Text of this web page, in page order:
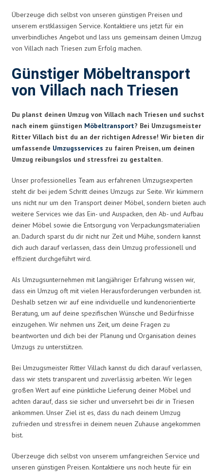
Überzeuge dich selbst von unseren günstigen Preisen und
unserem erstklassigen Service. Kontaktiere uns jetzt für ein
unverbindliches Angebot und lass uns gemeinsam deinen Umzug
von Villach nach Triesen zum Erfolg machen.
Günstiger Möbeltransport
von Villach nach Triesen
Du planst deinen Umzug von Villach nach Triesen und suchst
nach einem günstigen Möbeltransport? Bei Umzugsmeister
Ritter Villach bist du an der richtigen Adresse! Wir bieten dir
umfassende Umzugsservices zu fairen Preisen, um deinen
Umzug reibungslos und stressfrei zu gestalten.
Unser professionelles Team aus erfahrenen Umzugsexperten
steht dir bei jedem Schritt deines Umzugs zur Seite. Wir kümmern
uns nicht nur um den Transport deiner Möbel, sondern bieten auch
weitere Services wie das Ein- und Auspacken, den Ab- und Aufbau
deiner Möbel sowie die Entsorgung von Verpackungsmaterialien
an. Dadurch sparst du dir nicht nur Zeit und Mühe, sondern kannst
dich auch darauf verlassen, dass dein Umzug professionell und
effizient durchgeführt wird.
Als Umzugsunternehmen mit langjähriger Erfahrung wissen wir,
dass ein Umzug oft mit vielen Herausforderungen verbunden ist.
Deshalb setzen wir auf eine individuelle und kundenorientierte
Beratung, um auf deine spezifischen Wünsche und Bedürfnisse
einzugehen. Wir nehmen uns Zeit, um deine Fragen zu
beantworten und dich bei der Planung und Organisation deines
Umzugs zu unterstützen.
Bei Umzugsmeister Ritter Villach kannst du dich darauf verlassen,
dass wir stets transparent und zuverlässig arbeiten. Wir legen
großen Wert auf eine pünktliche Lieferung deiner Möbel und
achten darauf, dass sie sicher und unversehrt bei dir in Triesen
ankommen. Unser Ziel ist es, dass du nach deinem Umzug
zufrieden und stressfrei in deinem neuen Zuhause angekommen
bist.
Überzeuge dich selbst von unserem umfangreichen Service und
unseren günstigen Preisen. Kontaktiere uns noch heute für ein